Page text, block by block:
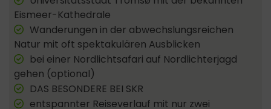
Eismeer-Kathedrale
Wanderungen in der abwechslungsreichen
Natur mit oft spektakulären Ausblicken
bei einer Nordlichtsafari auf Nordlichterjagd
gehen (optional)
DAS BESONDERE BEI SKR
entspannter Reiseverlauf mit nur zwei